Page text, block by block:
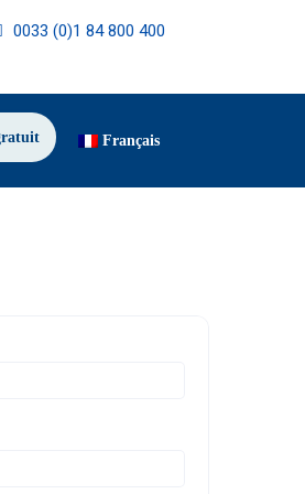
0033 (0)1 84 800 400
Français